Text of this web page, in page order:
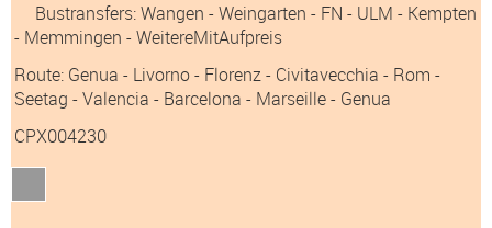
Bustransfers:Wangen - Weingarten - FN - ULM - Kempten
- Memmingen - WeitereMitAufpreis
Route: Genua - Livorno - Florenz - Civitavecchia - Rom -
Seetag - Valencia - Barcelona - Marseille - Genua
CPX004230